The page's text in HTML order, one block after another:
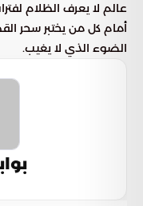
عالم لا يعرف الظلام
أمام كل من يختبر سحر
الضوء الذي لا يغيب.